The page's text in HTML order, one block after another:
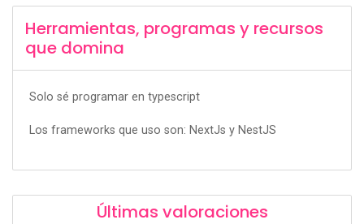
Herramientas, programas y recursos
que domina
Solo sé programar en typescript
Los frameworks que uso son: NextJs y NestJS
Últimas valoraciones